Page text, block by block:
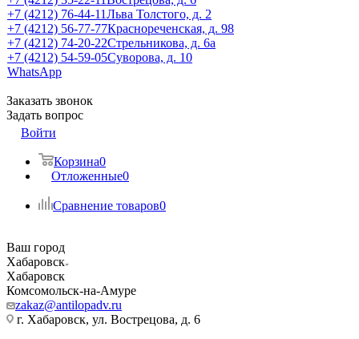
+7 (4212) 76-44-11Льва Толстого, д. 2
+7 (4212) 56-77-77Краснореченская, д. 98
+7 (4212) 74-20-22Стрельникова, д. 6а
+7 (4212) 54-59-05Суворова, д. 10
WhatsApp
Заказать звонок
Задать вопрос
Войти
Корзина0
Отложенные0
Сравнение товаров0
Ваш город
Хабаровск
Хабаровск
Комсомольск-на-Амуре
zakaz@antilopadv.ru
г. Хабаровск, ул. Вострецова, д. 6